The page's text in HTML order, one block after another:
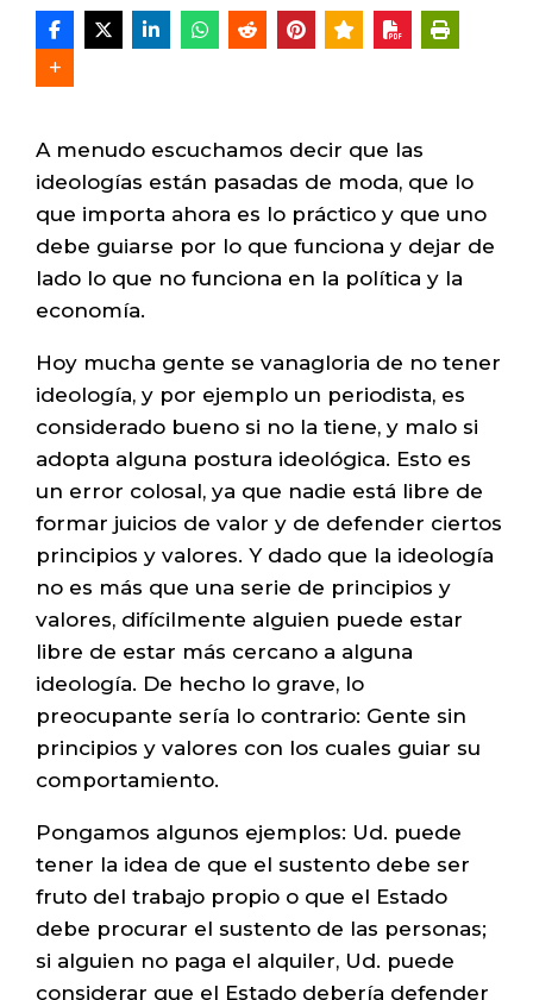
A menudo escuchamos decir que las
ideologías están pasadas de moda, que lo
que importa ahora es lo práctico y que uno
debe guiarse por lo que funciona y dejar de
lado lo que no funciona en la política y la
economía.
Hoy mucha gente se vanagloria de no tener
ideología, y por ejemplo un periodista, es
considerado bueno si no la tiene, y malo si
adopta alguna postura ideológica. Esto es
un error colosal, ya que nadie está libre de
formar juicios de valor y de defender ciertos
principios y valores. Y dado que la ideología
no es más que una serie de principios y
valores, difícilmente alguien puede estar
libre de estar más cercano a alguna
ideología. De hecho lo grave, lo
preocupante sería lo contrario: Gente sin
principios y valores con los cuales guiar su
comportamiento.
Pongamos algunos ejemplos: Ud. puede
tener la idea de que el sustento debe ser
fruto del trabajo propio o que el Estado
debe procurar el sustento de las personas;
si alguien no paga el alquiler, Ud. puede
considerar que el Estado debería defender